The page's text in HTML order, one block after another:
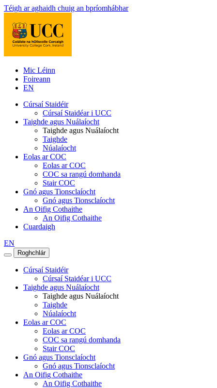
Téigh ar aghaidh chuig an bpríomhábhar
Mic Léinn
Foireann
EN
Cúrsaí Staidéir
Cúrsaí Staidéar i UCC
Taighde agus Nuálaíocht
Taighde agus Nuálaíocht
Taighde
Núalaíocht
Eolas ar COC
Eolas ar COC
COC sa rangú domhanda
Stair COC
Gnó agus Tionsclaíocht
Gnó agus Tionsclaíocht
An Oifig Cothaithe
An Oifig Cothaithe
Cuardaigh
EN
Roghchlár
Cúrsaí Staidéir
Cúrsaí Staidéar i UCC
Taighde agus Nuálaíocht
Taighde agus Nuálaíocht
Taighde
Núalaíocht
Eolas ar COC
Eolas ar COC
COC sa rangú domhanda
Stair COC
Gnó agus Tionsclaíocht
Gnó agus Tionsclaíocht
An Oifig Cothaithe
An Oifig Cothaithe